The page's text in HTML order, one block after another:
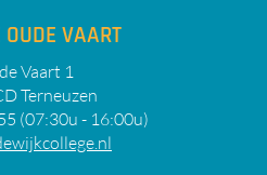
OUDE VAART
Vaart 1
Terneuzen
(07:30u - 16:00u)